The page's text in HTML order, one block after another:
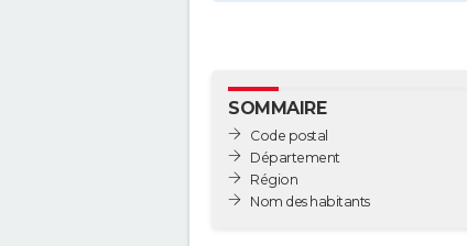
SOMMAIRE
Code postal
Département
Région
Nom des habitants